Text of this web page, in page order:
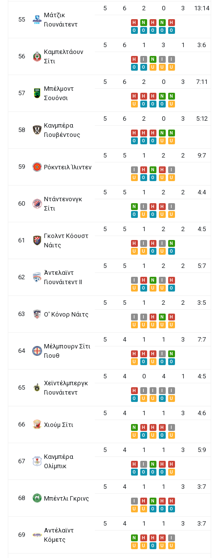
55
Μάτζικ
Γιουνάιτεντ
5 6 2 0 3 13:14
H N H N
H
O
O O O O
56
Καμπελτάουν
Σίτι
5 6 1 3 1 3:6
H N
O
O U U U
57
Μπέλμοντ
Σουόνσι
5 6 2 0 3 7:11
H H H N
N
U
O O O U
58
Κανμπέρα
Γιουβέντους
5 6 2 0 3 5:12
H H H N
N
O
O O U U
59 Ρόκντειλ Ίλιντεν
5 5 1 2 2 9:7
H N H
U
O O U U
60
Ντάντενονγκ
Σίτι
5 5 1 2 2 4:4
N H H
O
U O U U
61
Γκολντ Κόουστ
Νάιτς
5 5 1 2 2 4:5
H H
N
U
U O U O
62
Άντελαϊντ
Γιουνάιτεντ ΙΙ
5 5 1 2 2 5:7
H N
H
U
O U U O
63 Ο' Κόνορ Νάιτς
5 5 1 2 2 3:5
H N
H
U
U U U U
64
Μέλμπουρν Σίτι
Γιουθ
5 4 1 1 3 7:7
H H H
N
U
O U O O
65
Χεϊντέλμπεργκ
Γιουνάιτεντ
5 4 0 4 1 4:5
H
O
U U O U
66 Χιούμ Σίτι
5 4 1 1 3 4:6
N H H H
U
O U O U
67
Κανμπέρα
Ολίμπικ
5 4 1 1 3 5:9
H N H
H
O
O O O U
68 Μπέντλι Γκρινς
5 4 1 1 3 3:7
H N H
H
U
U O O O
69
Αντέλαϊντ
Κόμετς
5 4 1 1 3 3:7
N H H H
U
U O U U